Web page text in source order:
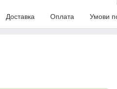
Доставка Оплата Умови